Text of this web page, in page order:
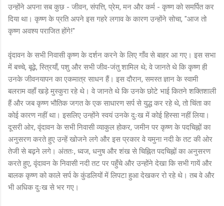
उन्होंने अपना सब कुछ - जीवन, संपत्ति, प्रेम, मन और कर्म - कृष्ण को समर्पित कर
दिया था। कृष्ण के प्रति अपने इस गहरे लगाव के कारण उन्होंने सोचा, "आज तो
कृष्ण अवश्य पराजित होंगे!"
वृंदावन के सभी निवासी कृष्ण के दर्शन करने के लिए गाँव से बाहर आ गए। इस सभा
में बच्चे, बूढ़े, स्त्रियाँ, पशु और सभी जीव-जंतु शामिल थे; वे जानते थे कि कृष्ण ही
उनके जीवनयापन का एकमात्र साधन हैं। इस दौरान, समस्त ज्ञान के स्वामी
बलराम वहाँ खड़े मुस्कुरा रहे थे। वे जानते थे कि उनके छोटे भाई कितने शक्तिशाली
हैं और जब कृष्ण भौतिक जगत के एक साधारण सर्प से युद्ध कर रहे थे, तो चिंता का
कोई कारण नहीं था। इसलिए उन्होंने स्वयं उनके दुःख में कोई हिस्सा नहीं लिया।
दूसरी ओर, वृंदावन के सभी निवासी व्याकुल होकर, जमीन पर कृष्ण के पदचिह्नों का
अनुसरण करते हुए उन्हें खोजने लगे और इस प्रकार वे यमुना नदी के तट की ओर
तेजी से बढ़ने लगे। अंततः, ध्वज, धनुष और शंख से चिह्नित पदचिह्नों का अनुसरण
करते हुए, वृंदावन के निवासी नदी तट पर पहुँचे और उन्होंने देखा कि सभी गायें और
बालक कृष्ण को काले सर्प के कुंडलियों में लिपटा हुआ देखकर रो रहे थे। तब वे और
भी अधिक दुःख से भर गए।